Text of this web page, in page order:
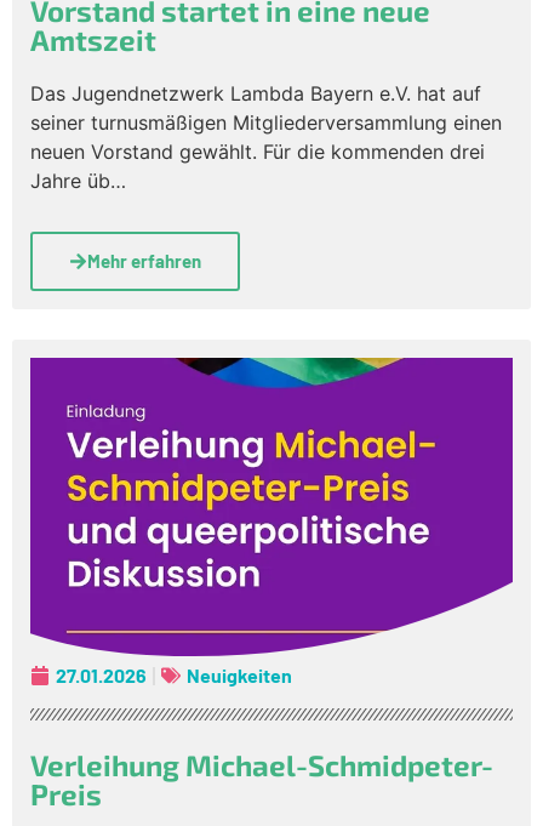
Vorstand startet in eine neue
Amtszeit
Das Jugendnetzwerk Lambda Bayern e.V. hat auf
seiner turnusmäßigen Mitgliederversammlung einen
neuen Vorstand gewählt. Für die kommenden drei
Jahre üb…
Mehr erfahren
27.01.2026 Neuigkeiten
Verleihung Michael-Schmidpeter-
Preis